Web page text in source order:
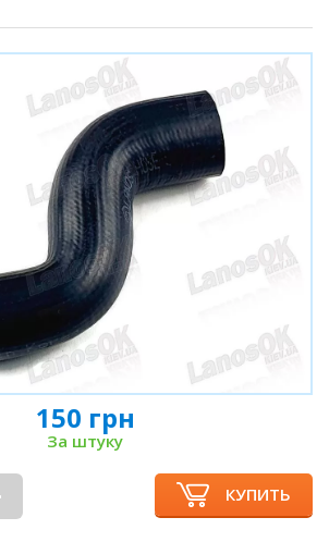
150 грн
За штуку
КУПИТЬ